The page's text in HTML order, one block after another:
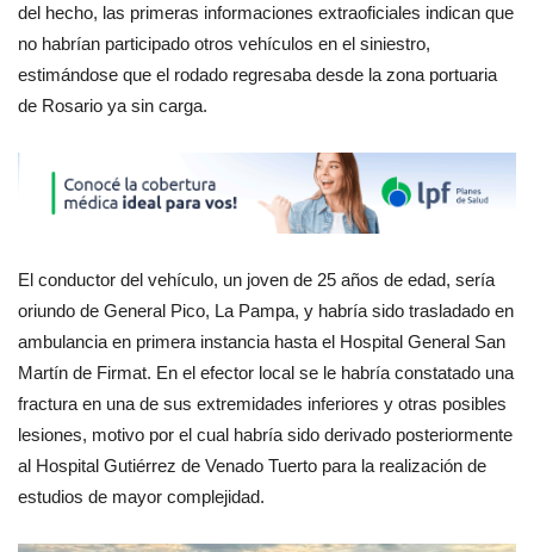
del hecho, las primeras informaciones extraoficiales indican que
no habrían participado otros vehículos en el siniestro,
estimándose que el rodado regresaba desde la zona portuaria
de Rosario ya sin carga.
El conductor del vehículo, un joven de 25 años de edad, sería
oriundo de General Pico, La Pampa, y habría sido trasladado en
ambulancia en primera instancia hasta el Hospital General San
Martín de Firmat. En el efector local se le habría constatado una
fractura en una de sus extremidades inferiores y otras posibles
lesiones, motivo por el cual habría sido derivado posteriormente
al Hospital Gutiérrez de Venado Tuerto para la realización de
estudios de mayor complejidad.